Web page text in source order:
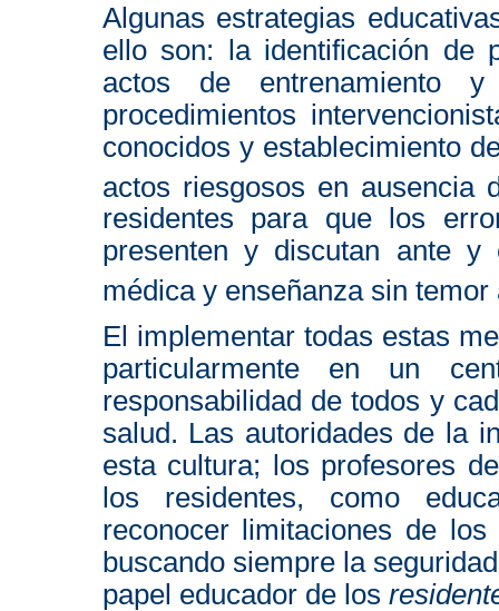
Algunas estrategias
ello son: la identificación de
actos de entrenamiento
procedimientos
conocidos y establecimiento
actos riesgosos en ausencia
residentes para que los
presenten y discutan ante
médica y enseñanza sin
El implementar todas estas
particularmente en un
responsabilidad de todos y
salud. Las autoridades de la
esta cultura; los profesores
los residentes, como
reconocer limitaciones de
buscando siempre la
papel educador de los